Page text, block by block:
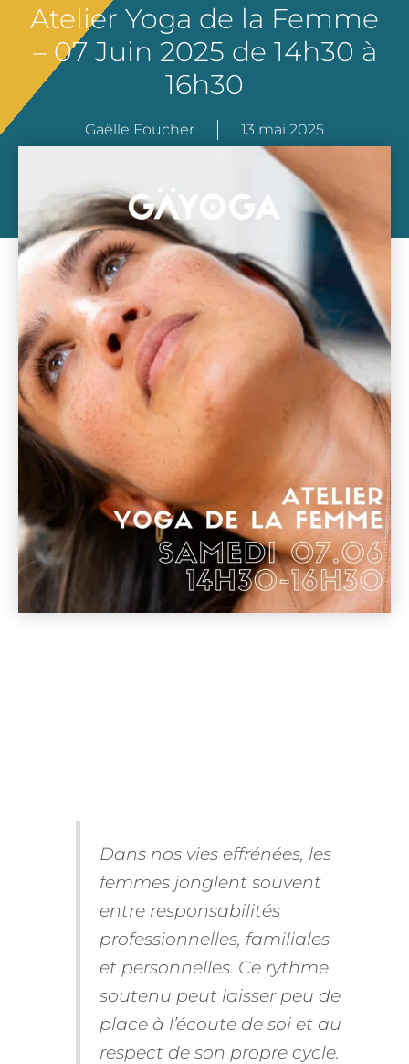
Atelier Yoga de la Femme
– 07 Juin 2025 de 14h30 à
16h30
Gaëlle Foucher 13 mai 2025
Dans nos vies effrénées, les
femmes jonglent souvent
entre responsabilités
professionnelles, familiales
et personnelles. Ce rythme
soutenu peut laisser peu de
place à l’écoute de soi et au
respect de son propre cycle.